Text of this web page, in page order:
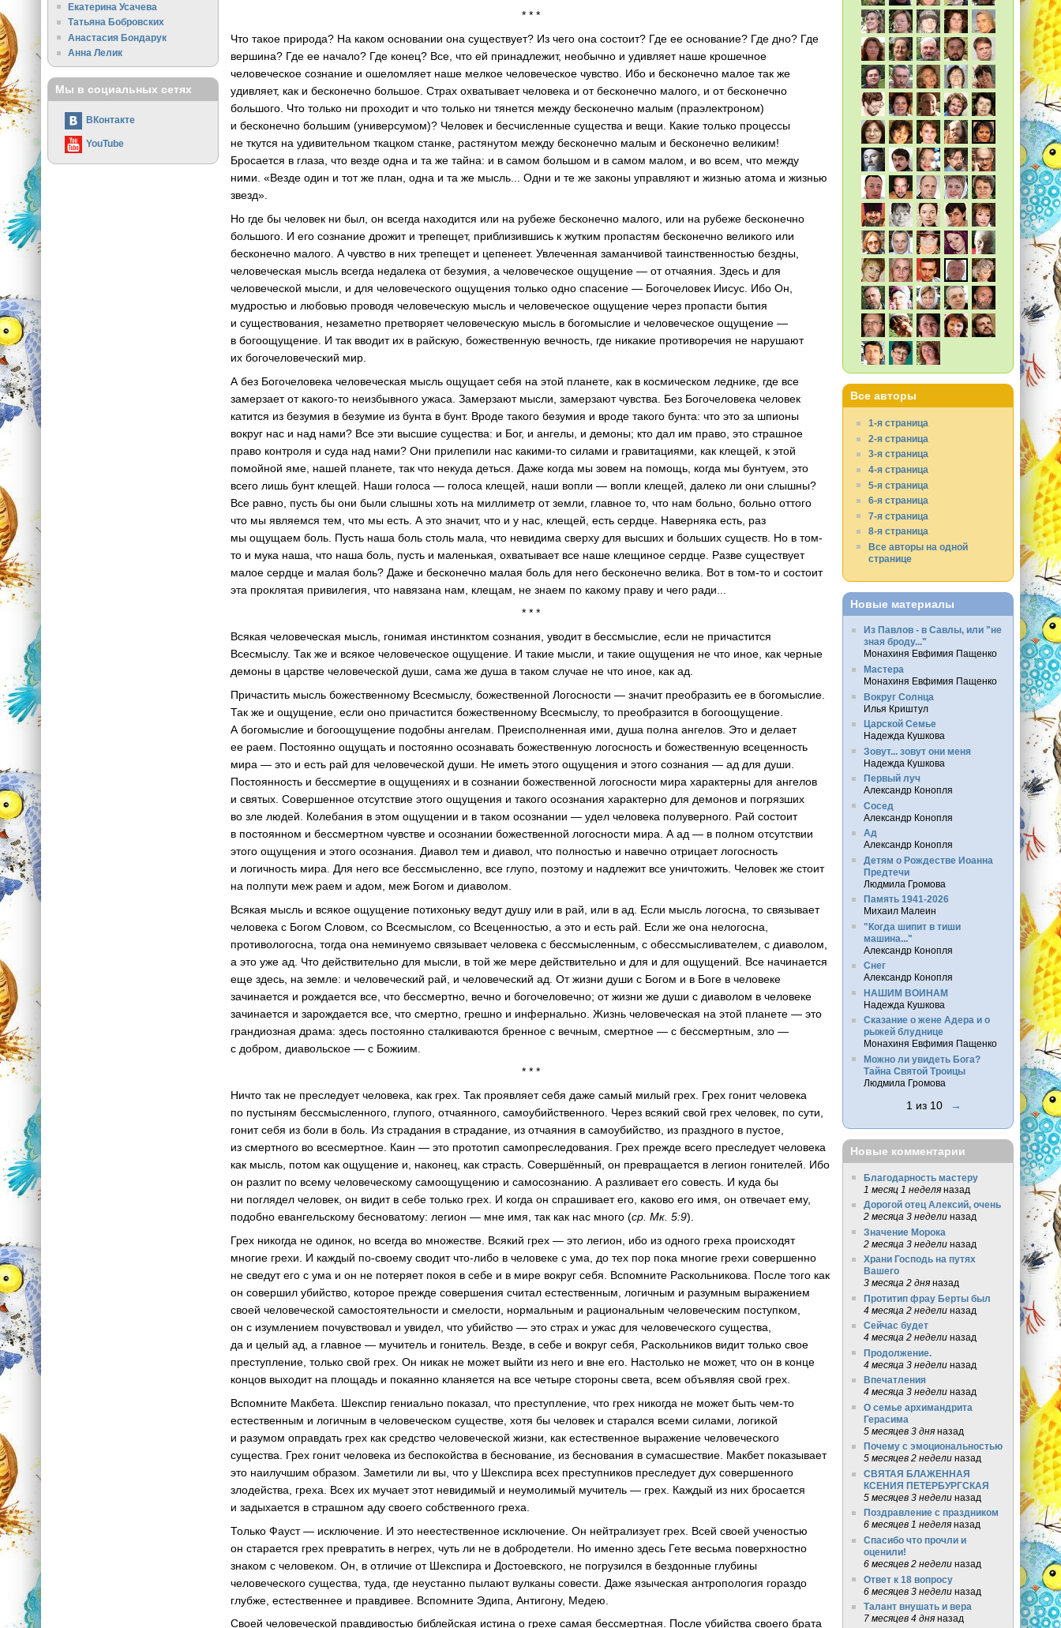
* * *
Что такое природа? На каком основании она существует? Из чего она состоит? Где ее основание? Где дно? Где
вершина? Где ее начало? Где конец? Все, что ей принадлежит, необычно и удивляет наше крошечное
человеческое сознание и ошеломляет наше мелкое человеческое чувство. Ибо и бесконечно малое так же
удивляет, как и бесконечно большое. Страх охватывает человека и от бесконечно малого, и от бесконечно
большого. Что только ни проходит и что только ни тянется между бесконечно малым (праэлектроном)
и бесконечно большим (универсумом)? Человек и бесчисленные существа и вещи. Какие только процессы
не ткутся на удивительном ткацком станке, растянутом между бесконечно малым и бесконечно великим!
Бросается в глаза, что везде одна и та же тайна: и в самом большом и в самом малом, и во всем, что между
ними. «Везде один и тот же план, одна и та же мысль... Одни и те же законы управляют и жизнью атома и жизнью
звезд».
Но где бы человек ни был, он всегда находится или на рубеже бесконечно малого, или на рубеже бесконечно
большого. И его сознание дрожит и трепещет, приблизившись к жутким пропастям бесконечно великого или
бесконечно малого. А чувство в них трепещет и цепенеет. Увлеченная заманчивой таинственностью бездны,
человеческая мысль всегда недалека от безумия, а человеческое ощущение — от отчаяния. Здесь и для
человеческой мысли, и для человеческого ощущения только одно спасение — Богочеловек Иисус. Ибо Он,
мудростью и любовью проводя человеческую мысль и человеческое ощущение через пропасти бытия
и существования, незаметно претворяет человеческую мысль в богомыслие и человеческое ощущение —
в богоощущение. И так вводит их в райскую, божественную вечность, где никакие противоречия не нарушают
их богочеловеческий мир.
А без Богочеловека человеческая мысль ощущает себя на этой планете, как в космическом леднике, где все
замерзает от какого-то неизбывного ужаса. Замерзают мысли, замерзают чувства. Без Богочеловека человек
катится из безумия в безумие из бунта в бунт. Вроде такого безумия и вроде такого бунта: что это за шпионы
вокруг нас и над нами? Все эти высшие существа: и Бог, и ангелы, и демоны; кто дал им право, это страшное
право контроля и суда над нами? Они прилепили нас какими-то силами и гравитациями, как клещей, к этой
помойной яме, нашей планете, так что некуда деться. Даже когда мы зовем на помощь, когда мы бунтуем, это
всего лишь бунт клещей. Наши голоса — голоса клещей, наши вопли — вопли клещей, далеко ли они слышны?
Все равно, пусть бы они были слышны хоть на миллиметр от земли, главное то, что нам больно, больно оттого
что мы являемся тем, что мы есть. А это значит, что и у нас, клещей, есть сердце. Наверняка есть, раз
мы ощущаем боль. Пусть наша боль столь мала, что невидима сверху для высших и больших существ. Но в том-
то и мука наша, что наша боль, пусть и маленькая, охватывает все наше клещиное сердце. Разве существует
малое сердце и малая боль? Даже и бесконечно малая боль для него бесконечно велика. Вот в том-то и состоит
эта проклятая привилегия, что навязана нам, клещам, не знаем по какому праву и чего ради...
* * *
Всякая человеческая мысль, гонимая инстинктом сознания, уводит в бессмыслие, если не причастится
Всесмыслу. Так же и всякое человеческое ощущение. И такие мысли, и такие ощущения не что иное, как черные
демоны в царстве человеческой души, сама же душа в таком случае не что иное, как ад.
Причастить мысль божественному Всесмыслу, божественной Логосности — значит преобразить ее в богомыслие.
Так же и ощущение, если оно причастится божественному Всесмыслу, то преобразится в богоощущение.
А богомыслие и богоощущение подобны ангелам. Преисполненная ими, душа полна ангелов. Это и делает
ее раем. Постоянно ощущать и постоянно осознавать божественную логосность и божественную всеценность
мира — это и есть рай для человеческой души. Не иметь этого ощущения и этого сознания — ад для души.
Постоянность и бессмертие в ощущениях и в сознании божественной логосности мира характерны для ангелов
и святых. Совершенное отсутствие этого ощущения и такого осознания характерно для демонов и погрязших
во зле людей. Колебания в этом ощущении и в таком осознании — удел человека полуверного. Рай состоит
в постоянном и бессмертном чувстве и осознании божественной логосности мира. А ад — в полном отсутствии
этого ощущения и этого осознания. Диавол тем и диавол, что полностью и навечно отрицает логосность
и логичность мира. Для него все бессмысленно, все глупо, поэтому и надлежит все уничтожить. Человек же стоит
на полпути меж раем и адом, меж Богом и диаволом.
Всякая мысль и всякое ощущение потихоньку ведут душу или в рай, или в ад. Если мысль логосна, то связывает
человека с Богом Словом, со Всесмыслом, со Всеценностью, а это и есть рай. Если же она нелогосна,
противологосна, тогда она неминуемо связывает человека с бессмысленным, с обессмысливателем, с диаволом,
а это уже ад. Что действительно для мысли, в той же мере действительно и для и для ощущений. Все начинается
еще здесь, на земле: и человеческий рай, и человеческий ад. От жизни души с Богом и в Боге в человеке
зачинается и рождается все, что бессмертно, вечно и богочеловечно; от жизни же души с диаволом в человеке
зачинается и зарождается все, что смертно, грешно и инфернально. Жизнь человеческая на этой планете — это
грандиозная драма: здесь постоянно сталкиваются бренное с вечным, смертное — с бессмертным, зло —
с добром, диавольское — с Божиим.
* * *
Ничто так не преследует человека, как грех. Так проявляет себя даже самый милый грех. Грех гонит человека
по пустыням бессмысленного, глупого, отчаянного, самоубийственного. Через всякий свой грех человек, по сути,
гонит себя из боли в боль. Из страдания в страдание, из отчаяния в самоубийство, из праздного в пустое,
из смертного во всесмертное. Каин — это прототип самопреследования. Грех прежде всего преследует человека
как мысль, потом как ощущение и, наконец, как страсть. Совершённый, он превращается в легион гонителей. Ибо
он разлит по всему человеческому самоощущению и самосознанию. А разливает его совесть. И куда бы
ни поглядел человек, он видит в себе только грех. И когда он спрашивает его, каково его имя, он отвечает ему,
подобно евангельскому бесноватому: легион — мне имя, так как нас много (ср. Мк. 5:9).
Грех никогда не одинок, но всегда во множестве. Всякий грех — это легион, ибо из одного греха происходят
многие грехи. И каждый по-своему сводит что-либо в человеке с ума, до тех пор пока многие грехи совершенно
не сведут его с ума и он не потеряет покоя в себе и в мире вокруг себя. Вспомните Раскольникова. После того как
он совершил убийство, которое прежде совершения считал естественным, логичным и разумным выражением
своей человеческой самостоятельности и смелости, нормальным и рациональным человеческим поступком,
он с изумлением почувствовал и увидел, что убийство — это страх и ужас для человеческого существа,
да и целый ад, а главное — мучитель и гонитель. Везде, в себе и вокруг себя, Раскольников видит только свое
преступление, только свой грех. Он никак не может выйти из него и вне его. Настолько не может, что он в конце
концов выходит на площадь и покаянно кланяется на все четыре стороны света, всем объявляя свой грех.
Вспомните Макбета. Шекспир гениально показал, что преступление, что грех никогда не может быть чем-то
естественным и логичным в человеческом существе, хотя бы человек и старался всеми силами, логикой
и разумом оправдать грех как средство человеческой жизни, как естественное выражение человеческого
существа. Грех гонит человека из беспокойства в беснование, из беснования в сумасшествие. Макбет показывает
это наилучшим образом. Заметили ли вы, что у Шекспира всех преступников преследует дух совершенного
злодейства, греха. Всех их мучает этот невидимый и неумолимый мучитель — грех. Каждый из них бросается
и задыхается в страшном аду своего собственного греха.
Только Фауст — исключение. И это неестественное исключение. Он нейтрализует грех. Всей своей ученостью
он старается грех превратить в негрех, чуть ли не в добродетели. Но именно здесь Гете весьма поверхностно
знаком с человеком. Он, в отличие от Шекспира и Достоевского, не погрузился в бездонные глубины
человеческого существа, туда, где неустанно пылают вулканы совести. Даже языческая антропология гораздо
глубже, естественнее и правдивее. Вспомните Эдипа, Антигону, Медею.
Своей человеческой правдивостью библейская истина о грехе самая бессмертная. После убийства своего брата
Екатерина Усачева
Татьяна Бобровских
Анастасия Бондарук
Анна Лелик
Мы в социальных сетях
ВКонтакте
YouTube
Все авторы
1-я страница
2-я страница
3-я страница
4-я страница
5-я страница
6-я страница
7-я страница
8-я страница
Все авторы на одной
странице
Новые материалы
Из Павлов - в Савлы, или "не
зная броду..."
Монахиня Евфимия Пащенко
Мастера
Монахиня Евфимия Пащенко
Вокруг Солнца
Илья Криштул
Царской Семье
Надежда Кушкова
Зовут... зовут они меня
Надежда Кушкова
Первый луч
Александр Конопля
Сосед
Александр Конопля
Ад
Александр Конопля
Детям о Рождестве Иоанна
Предтечи
Людмила Громова
Память 1941-2026
Михаил Малеин
"Когда шипит в тиши
машина..."
Александр Конопля
Снег
Александр Конопля
НАШИМ ВОИНАМ
Надежда Кушкова
Сказание о жене Адера и о
рыжей блуднице
Монахиня Евфимия Пащенко
Можно ли увидеть Бога?
Тайна Святой Троицы
Людмила Громова
1 из 10 →
Новые комментарии
Благодарность мастеру
1 месяц 1 неделяназад
Дорогой отец Алексий, очень
2 месяца 3 неделиназад
Значение Морока
2 месяца 3 неделиназад
Храни Господь на путях
Вашего
3 месяца 2 дняназад
Протитип фрау Берты был
4 месяца 2 неделиназад
Сейчас будет
4 месяца 2 неделиназад
Продолжение.
4 месяца 3 неделиназад
Впечатления
4 месяца 3 неделиназад
О семье архимандрита
Герасима
5 месяцев 3 дняназад
Почему с эмоциональностью
5 месяцев 2 неделиназад
СВЯТАЯ БЛАЖЕННАЯ
КСЕНИЯ ПЕТЕРБУРГСКАЯ
5 месяцев 3 неделиназад
Поздравление с праздником
6 месяцев 1 неделяназад
Спасибо что прочли и
оценили!
6 месяцев 2 неделиназад
Ответ к 18 вопросу
6 месяцев 3 неделиназад
Талант внушать и вера
7 месяцев 4 дняназад